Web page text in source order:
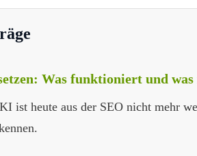
Was funktioniert und
ist heute aus der SEO nicht mehr